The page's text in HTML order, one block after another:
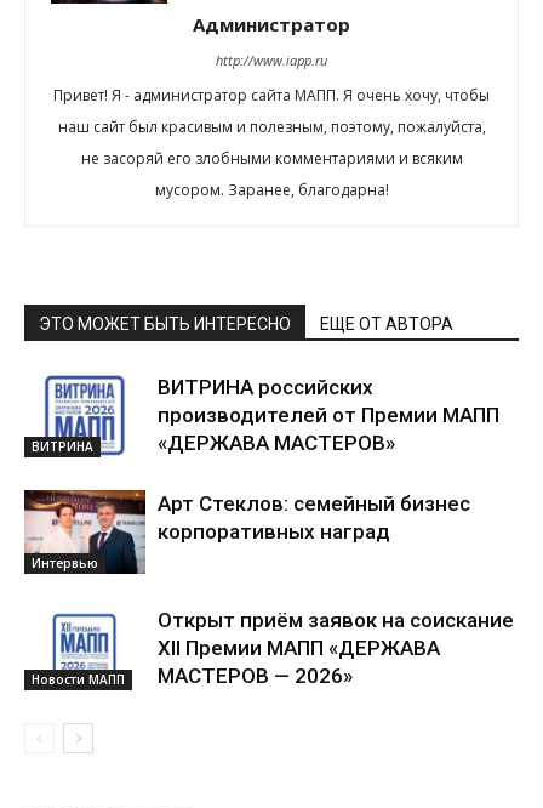
Администратор
http://www.iapp.ru
Привет! Я - администратор сайта МАПП. Я очень хочу, чтобы
наш сайт был красивым и полезным, поэтому, пожалуйста,
не засоряй его злобными комментариями и всяким
мусором. Заранее, благодарна!
ЭТО МОЖЕТ БЫТЬ ИНТЕРЕСНО ЕЩЕ ОТ АВТОРА
ВИТРИНА
ВИТРИНА российских
производителей от Премии МАПП
«ДЕРЖАВА МАСТЕРОВ»
Интервью
Арт Стеклов: семейный бизнес
корпоративных наград
Новости МАПП
Открыт приём заявок на соискание
XII Премии МАПП «ДЕРЖАВА
МАСТЕРОВ — 2026»